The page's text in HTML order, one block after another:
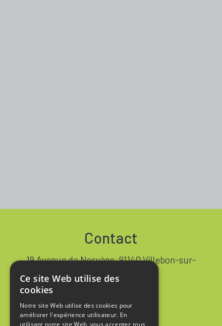
Contact
19 Avenue de Norvège, 91140 Villebon-sur-
+33 1 64 53 37 90
Contact
Ce site Web utilise des
cookies
Notre site Web utilise des cookies pour
améliorer l'expérience utilisateur. En
utilisant notre site Web, vous acceptez tous